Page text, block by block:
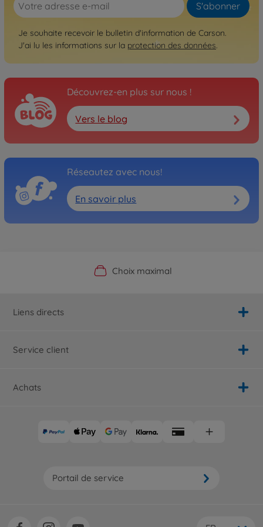
S'abonner
Je souhaite recevoir le bulletin d'information de Carson.
J'ai lu les informations sur la protection des données.
Découvrez-en plus sur nous !
Vers le blog
Réseautez avec nous!
En savoir plus
Boutique officielle du fabricant
Choix maximal
Service personnalisé
Livraison rapide
Liens directs
Service client
Achats
Portail de service